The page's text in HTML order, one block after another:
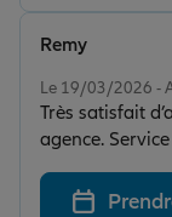
Le 19/03/2026 -
Très satisfait
agence.
recommande
Remy